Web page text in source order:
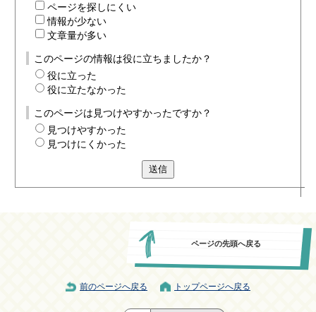
ページを探しにくい
情報が少ない
文章量が多い
このページの情報は役に立ちましたか？
役に立った
役に立たなかった
このページは見つけやすかったですか？
見つけやすかった
見つけにくかった
送信
ページの先頭へ戻る
前のページへ戻る トップページへ戻る